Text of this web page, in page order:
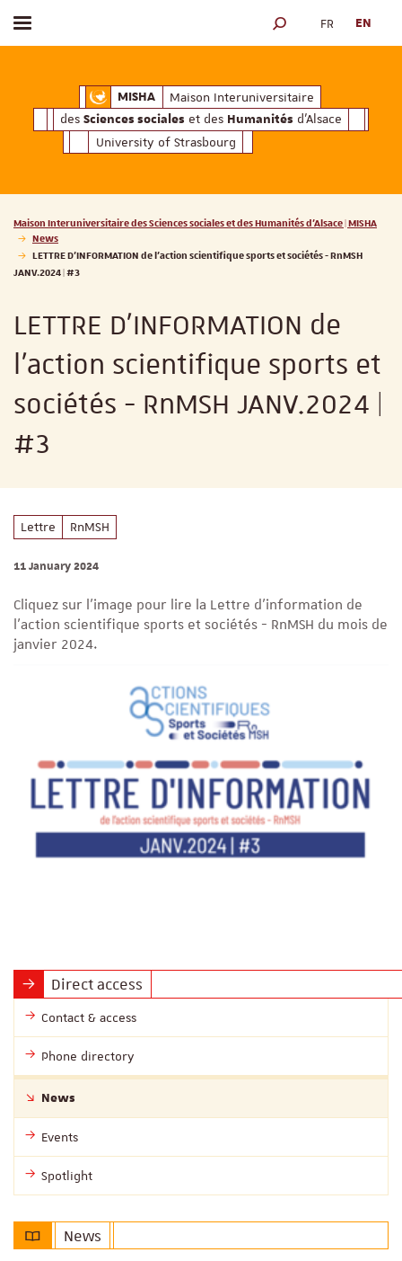
MISHAMaison Interuniversitaire des
Maison Interuniversitaire
des Sciences sociales et des Humanités d'Alsace
University of Strasbourg
Toggle menu SEARCH ENGINE
FR EN
Vous êtes ici :
Maison Interuniversitaire des Sciences sociales et des Humanités d'Alsace | MISHA
News
LETTRE D'INFORMATION de l’action scientifique sports et sociétés - RnMSH
JANV.2024 | #3
LETTRE D'INFORMATION de
l’action scientifique sports et
sociétés - RnMSH JANV.2024 |
#3
Lettre RnMSH
11 January 2024
Cliquez sur l'image pour lire la Lettre d'information de
l’action scientifique sports et sociétés - RnMSH du mois de
janvier 2024.
Direct access
Contact & access
Phone directory
News
Events
Spotlight
News